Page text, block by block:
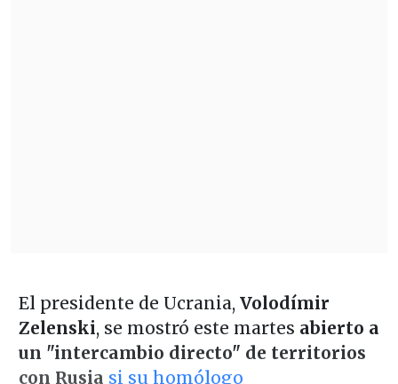
El presidente de Ucrania, Volodímir
Zelenski, se mostró este martes abierto a
un "intercambio directo" de territorios
con Rusia si su homólogo